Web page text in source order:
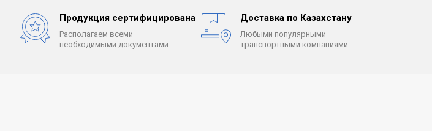
Продукция сертифицирована
Располагаем всеми
необходимыми документами.
Доставка по Казахстану
Любыми популярными
транспортными компаниями.